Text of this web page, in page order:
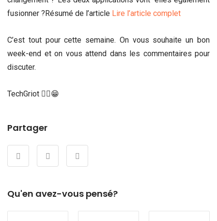
fusionner ?Résumé de l’article Lire l’article complet
C’est tout pour cette semaine. On vous souhaite un bon
week-end et on vous attend dans les commentaires pour
discuter.
TechGriot ✌🏾😁
Partager
Qu'en avez-vous pensé?